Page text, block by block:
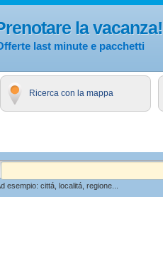
la vacanza!
last minute e pacchetti
Ricerca con la mappa
esempio: cittá, localitá, regione...